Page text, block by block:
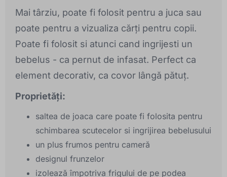
Mai târziu, poate fi folosit pentru a juca sau
poate pentru a vizualiza cărți pentru copii.
Poate fi folosit si atunci cand ingrijesti un
bebelus - ca pernut de infasat. Perfect ca
element decorativ, ca covor lângă pătuț.
Proprietăți:
saltea de joaca care poate fi folosita pentru
schimbarea scutecelor si ingrijirea bebelusului
un plus frumos pentru cameră
designul frunzelor
izolează împotriva frigului de pe podea